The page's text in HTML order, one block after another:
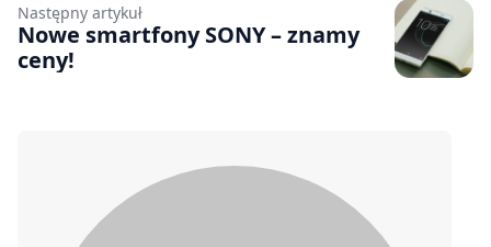
Następny artykuł
Nowe smartfony SONY – znamy
ceny!